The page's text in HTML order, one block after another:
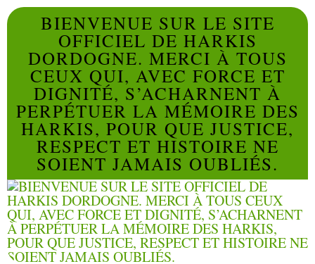
BIENVENUE SUR LE SITE
OFFICIEL DE HARKIS
DORDOGNE. MERCI À TOUS
CEUX QUI, AVEC FORCE ET
DIGNITÉ, S’ACHARNENT À
PERPÉTUER LA MÉMOIRE DES
HARKIS, POUR QUE JUSTICE,
RESPECT ET HISTOIRE NE
SOIENT JAMAIS OUBLIÉS.